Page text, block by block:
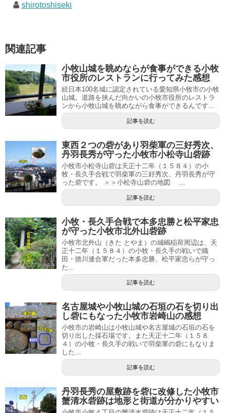
shirotoshiseki
関連記事
小牧山城を眺めならが食事ができる小牧
市役所のレストランに行ってみた感想
続日本100名城に認定されている愛知県小牧市の小牧
山城。道路を挟んだ向かいの小牧市役所のレストラ
ンから小牧山城を眺めながら食事ができるんです...
記事を読む
東西２つの砦があり羽柴軍の三好秀次、
丹羽長秀が守った小牧市小松寺山砦跡
小牧市小松寺山砦は天正十二年（１５８４）の小
牧・長久手合戦で羽柴軍の三好秀次、丹羽長秀が守
った砦です。 ＞＞小松寺山砦の地図 ...
記事を読む
小牧・長久手合戦で本多忠勝と松平家忠
が守った小牧市北外山砦跡
小牧市北外山（きた とやま）の城嶋稲荷周辺は、天
正十二年（１５８４）の小牧・長久手の戦いで織
田・徳川連合軍だった本多忠勝、松平家忠らが守っ
た...
記事を読む
名古屋城や小牧山城の石垣の石を切り出
し砦にもなった小牧市岩崎山の感想
小牧市の岩崎山は小牧山城や名古屋城の石垣の石を
切り出した採石場です。また天正十二年（１５８
４）の小牧・長久手の戦いで羽柴軍の砦にもなりま
した...
記事を読む
丹羽長秀の屋敷跡を砦に改修した小牧市
蟹清水砦跡は地形と街道が分かりやすい